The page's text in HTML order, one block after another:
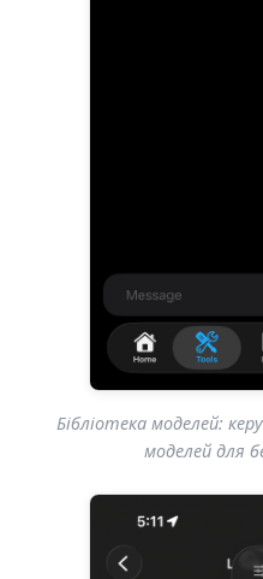
Бібліотека моделей:
моделей для